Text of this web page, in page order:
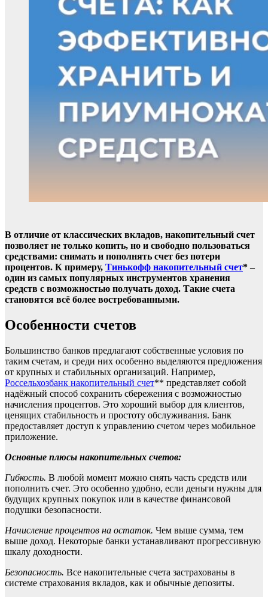
В отличие от классических вкладов, накопительный счет
позволяет не только копить, но и свободно пользоваться
средствами: снимать и пополнять счет без потери
процентов. К примеру, Тинькофф накопительный счет* –
один из самых популярных инструментов хранения
средств с возможностью получать доход. Такие счета
становятся всё более востребованными.
Особенности счетов
Большинство банков предлагают собственные условия по
таким счетам, и среди них особенно выделяются предложения
от крупных и стабильных организаций. Например,
Россельхозбанк накопительный счет** представляет собой
надёжный способ сохранить сбережения с возможностью
начисления процентов. Это хороший выбор для клиентов,
ценящих стабильность и простоту обслуживания. Банк
предоставляет доступ к управлению счетом через мобильное
приложение.
Основные плюсы накопительных счетов:
Гибкость. В любой момент можно снять часть средств или
пополнить счет. Это особенно удобно, если деньги нужны для
будущих крупных покупок или в качестве финансовой
подушки безопасности.
Начисление процентов на остаток. Чем выше сумма, тем
выше доход. Некоторые банки устанавливают прогрессивную
шкалу доходности.
Безопасность. Все накопительные счета застрахованы в
системе страхования вкладов, как и обычные депозиты.